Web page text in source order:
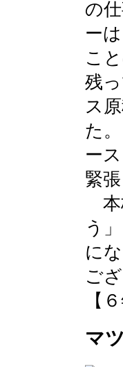
の
ー
こ
残
ス
た
ー
緊
本
う
に
ご
【
マ